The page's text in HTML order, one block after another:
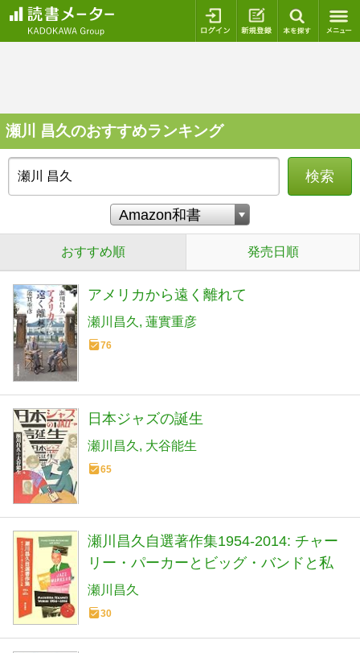
ログイン 新規登録
瀬川 昌久のおすすめランキング
検索
おすすめ順 発売日順
アメリカから遠く離れて
瀬川昌久 蓮實重彦
76
日本ジャズの誕生
瀬川昌久 大谷能生
65
瀬川昌久自選著作集1954-2014: チャー
リー・パーカーとビッグ・バンドと私
瀬川昌久
30